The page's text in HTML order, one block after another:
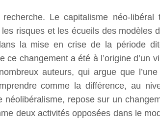
Le capitalisme néo-
risques et les écueils des modèles
la mise en crise de la période
changement a été à l’origine d’un
auteurs, qui argue que
comme la différence, au
repose sur un
deux activités opposées dans le